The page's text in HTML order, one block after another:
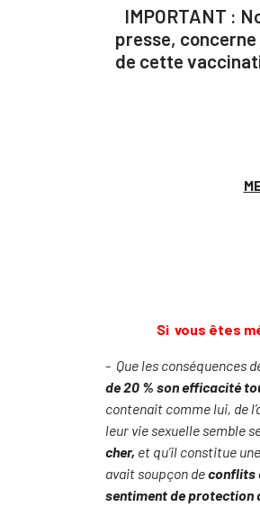
IMPORTANT :
presse,
de cette
Si vous êtes
- Que les conséquences
de 20 % son efficacité
contenait comme lui, de
leur vie sexuelle semble
cher, et qu’il constitue
avait soupçon deconflits
sentiment de protection